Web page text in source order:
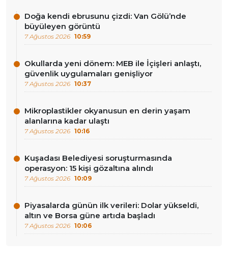
Doğa kendi ebrusunu çizdi: Van Gölü’nde
büyüleyen görüntü
7 Ağustos 2026 10:59
Okullarda yeni dönem: MEB ile İçişleri anlaştı,
güvenlik uygulamaları genişliyor
7 Ağustos 2026 10:37
Mikroplastikler okyanusun en derin yaşam
alanlarına kadar ulaştı
7 Ağustos 2026 10:16
Kuşadası Belediyesi soruşturmasında
operasyon: 15 kişi gözaltına alındı
7 Ağustos 2026 10:09
Piyasalarda günün ilk verileri: Dolar yükseldi,
altın ve Borsa güne artıda başladı
7 Ağustos 2026 10:06